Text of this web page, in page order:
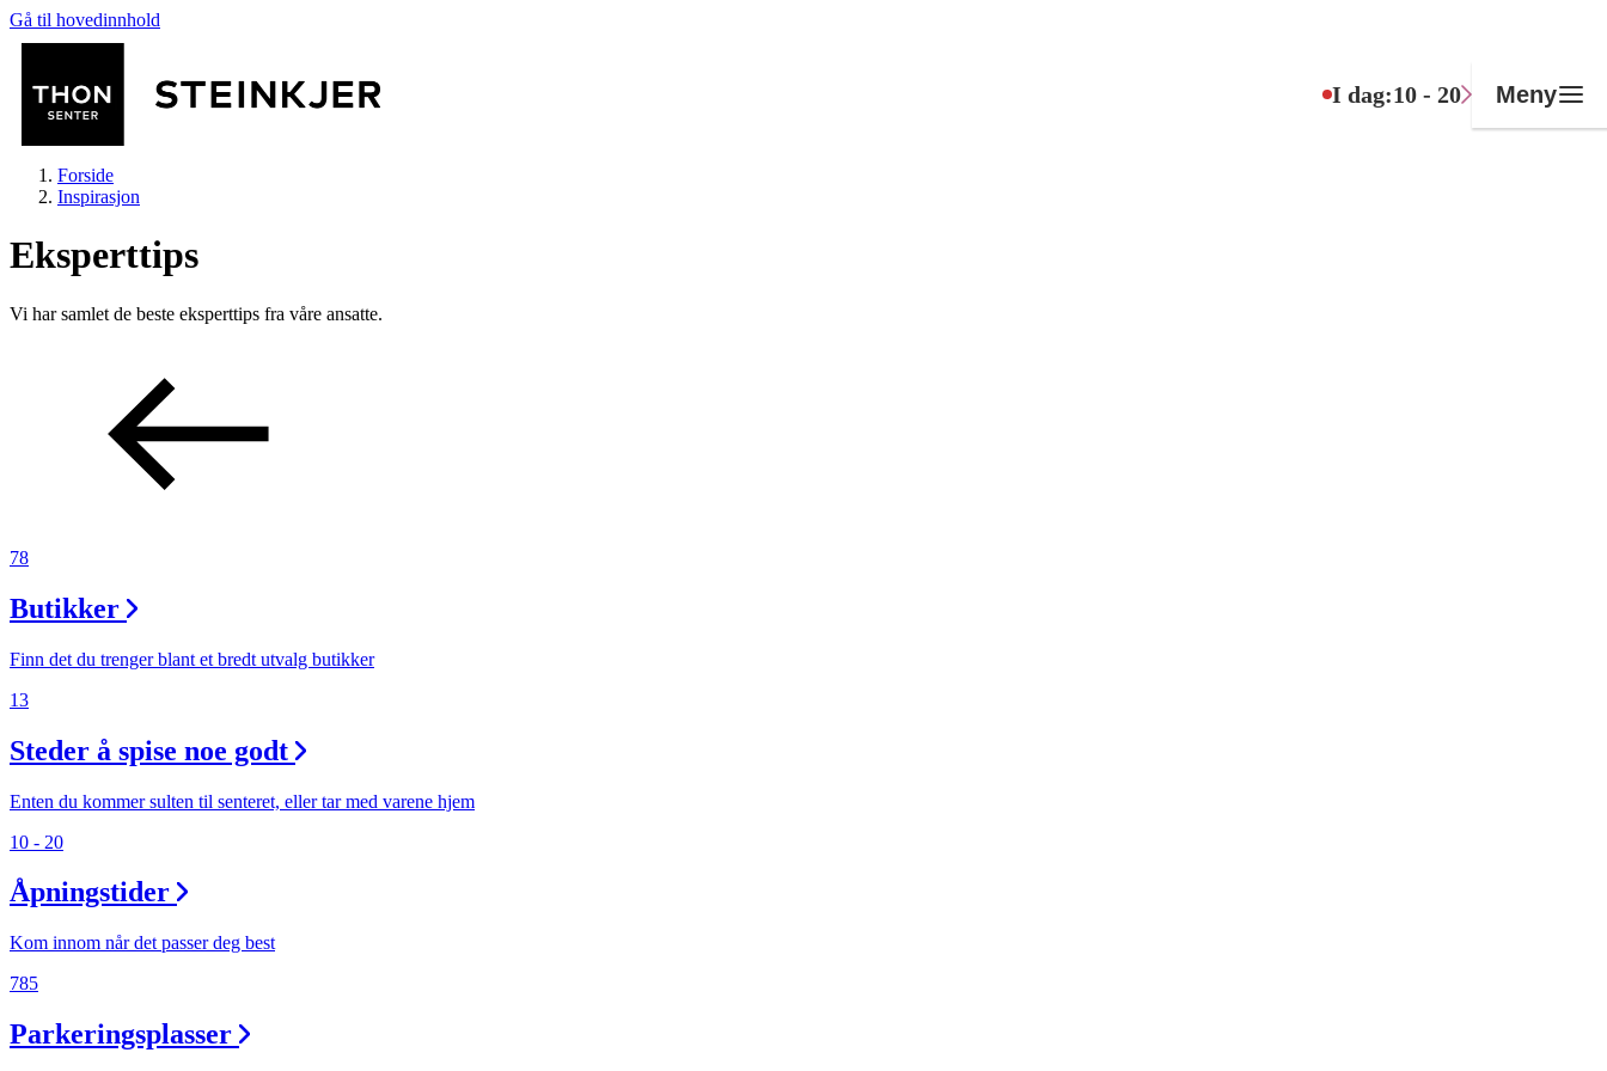
Gå til hovedinnhold
I dag:10 - 20 Meny
Mat og drikke
Helse
Tilbud
Inspirasjon
Ledige stillinger
Forside
Inspirasjon
Eksperttips
Vi har samlet de beste eksperttips fra våre ansatte.
78
Butikker
Finn det du trenger blant et bredt utvalg butikker
13
Steder å spise noe godt
Enten du kommer sulten til senteret, eller tar med varene hjem
10 - 20
Åpningstider
Kom innom når det passer deg best
785
Parkeringsplasser